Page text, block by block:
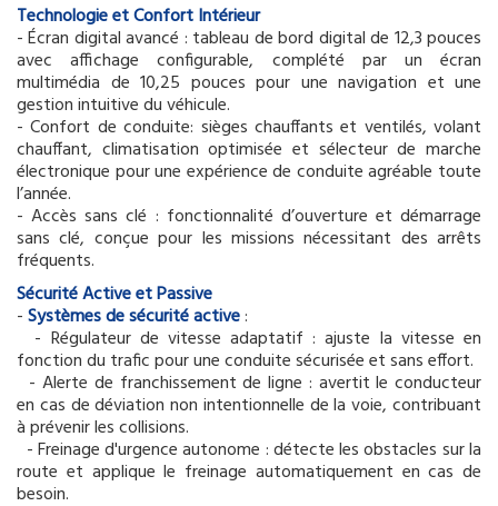
Technologie et Confort Intérieur
- Écran digital avancé : tableau de bord digital de 12,3 pouces
avec affichage configurable, complété par un écran
multimédia de 10,25 pouces pour une navigation et une
gestion intuitive du véhicule.
- Confort de conduite: sièges chauffants et ventilés, volant
chauffant, climatisation optimisée et sélecteur de marche
électronique pour une expérience de conduite agréable toute
l’année.
- Accès sans clé : fonctionnalité d’ouverture et démarrage
sans clé, conçue pour les missions nécessitant des arrêts
fréquents.
Sécurité Active et Passive
-Systèmes de sécurité active:
- Régulateur de vitesse adaptatif : ajuste la vitesse en
fonction du trafic pour une conduite sécurisée et sans effort.
- Alerte de franchissement de ligne : avertit le conducteur
en cas de déviation non intentionnelle de la voie, contribuant
à prévenir les collisions.
- Freinage d'urgence autonome : détecte les obstacles sur la
route et applique le freinage automatiquement en cas de
besoin.